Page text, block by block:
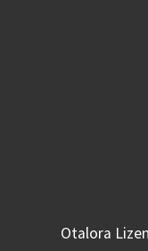
Otalora